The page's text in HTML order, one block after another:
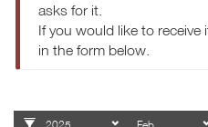
asks for it.
If you would like to receive
in the form below.